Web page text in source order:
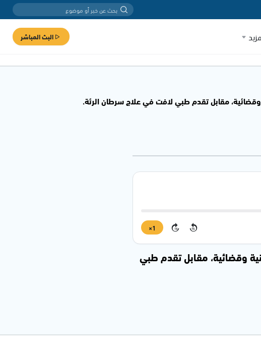
البث المباشر
مقابل تقدم طبي لافت في علاج سرطان الرئة.
15
15
1×
وقضائية، مقابل تقدم طبي